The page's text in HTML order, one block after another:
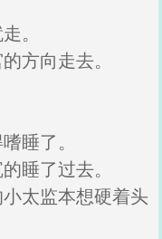
。
方向走去。
睡了。
睡了过去。
太监本想硬着头